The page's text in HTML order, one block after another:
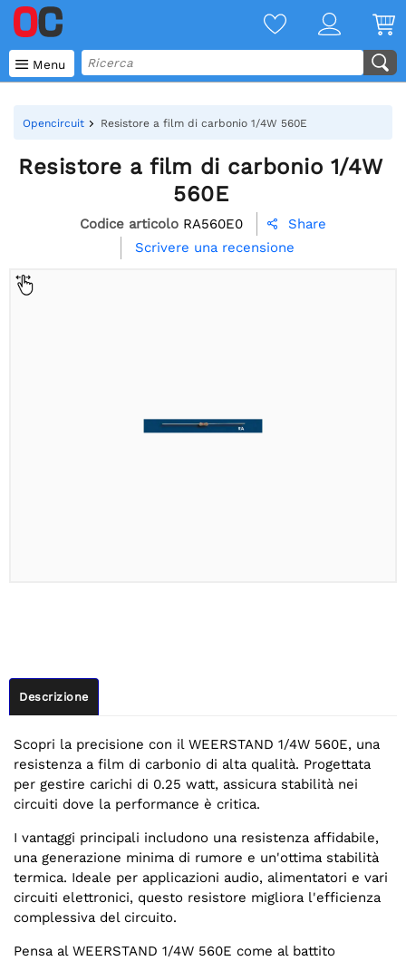
 Menu
Opencircuit Resistore a film di carbonio 1/4W 560E
Resistore a film di carbonio 1/4W
560E
Codice articolo RA560E0 
Share
Scrivere una recensione
Descrizione
Scopri la precisione con il WEERSTAND 1/4W 560E, una
resistenza a film di carbonio di alta qualità. Progettata
per gestire carichi di 0.25 watt, assicura stabilità nei
circuiti dove la performance è critica.
I vantaggi principali includono una resistenza affidabile,
una generazione minima di rumore e un'ottima stabilità
termica. Ideale per applicazioni audio, alimentatori e vari
circuiti elettronici, questo resistore migliora l'efficienza
complessiva del circuito.
Pensa al WEERSTAND 1/4W 560E come al battito